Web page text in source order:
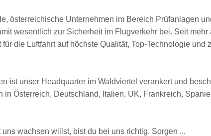
österreichische Unternehmen im Bereich Prüfanlagen
wesentlich zur Sicherheit im Flugverkehr bei. Seit
die Luftfahrt auf höchste Qualität, Top-Technologie und
ist unser Headquarter im Waldviertel verankert und
in Österreich, Deutschland, Italien, UK, Frankreich,
wachsen willst, bist du bei uns richtig. Sorgen ...